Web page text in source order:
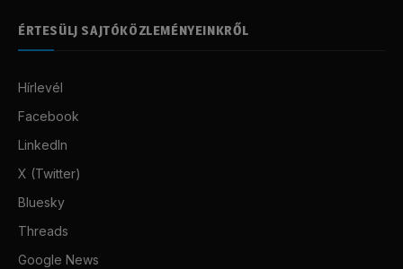
ÉRTESÜLJ SAJTÓKÖZLEMÉNYEINKRŐL
Hírlevél
Facebook
LinkedIn
X (Twitter)
Bluesky
Threads
Google News